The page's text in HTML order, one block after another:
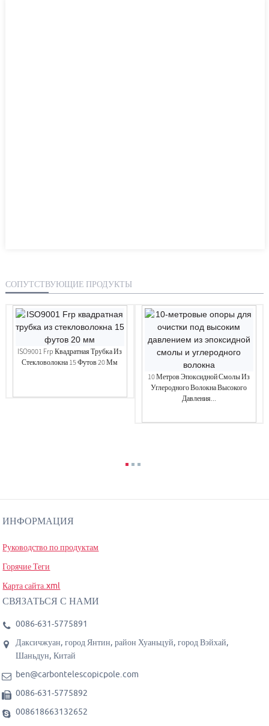
СОПУТСТВУЮЩИЕ ПРОДУКТЫ
ISO9001 Frp Квадратная Трубка Из
Стекловолокна 15 Футов 20 Мм
10 Метров Эпоксидной Смолы Из
Углеродного Волокна Высокого
Давления...
ИНФОРМАЦИЯ
Руководство по продуктам
Горячие Теги
Карта сайта.xml
СВЯЗАТЬСЯ С НАМИ
0086-631-5775891
Даксичжуан, город Янтин, район Хуаньцуй, город Вэйхай,
Шаньдун, Китай
ben@carbontelescopicpole.com
0086-631-5775892
008618663132652